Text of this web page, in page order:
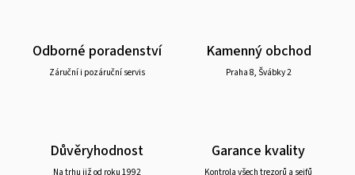
Odborné poradenství
Záruční i pozáruční servis
Kamenný obchod
Praha 8, Švábky 2
Důvěryhodnost
Na trhu již od roku 1992
Garance kvality
Kontrola všech trezorů a sejfů